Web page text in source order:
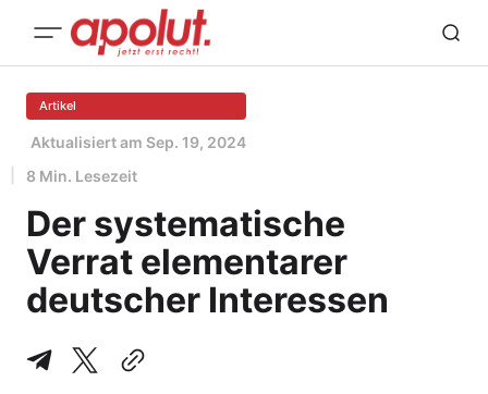
Artikel
Aktualisiert am Sep. 19, 2024
8 Min. Lesezeit
Der systematische
Verrat elementarer
deutscher Interessen